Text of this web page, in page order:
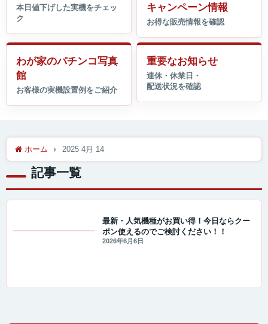
キャンペーン情報
わが家のパチンコ写真
館
重要なお知らせ
ホーム 2025 4月 14
記事一覧
最新・人気機種がお買い得！今日ならクー
ポン使えるのでご検討ください！！
2026年6月6日